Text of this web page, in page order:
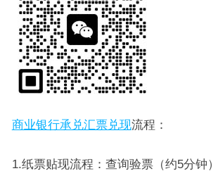
商业银行承兑汇票兑现流程：
1.纸票贴现流程：查询验票（约5分钟